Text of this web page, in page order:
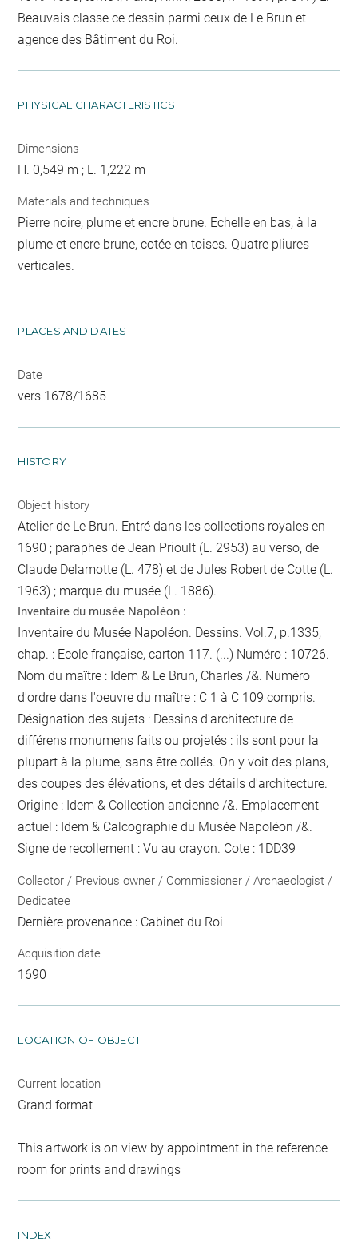
Beauvais classe ce dessin parmi ceux de Le Brun et
agence des Bâtiment du Roi.
PHYSICAL CHARACTERISTICS
Dimensions
H. 0,549 m ; L. 1,222 m
Materials and techniques
Pierre noire, plume et encre brune. Echelle en bas, à la
plume et encre brune, cotée en toises. Quatre pliures
verticales.
PLACES AND DATES
Date
vers 1678/1685
HISTORY
Object history
Atelier de Le Brun. Entré dans les collections royales en
1690 ; paraphes de Jean Prioult (L. 2953) au verso, de
Claude Delamotte (L. 478) et de Jules Robert de Cotte (L.
1963) ; marque du musée (L. 1886).
Inventaire du musée Napoléon :
Inventaire du Musée Napoléon. Dessins. Vol.7, p.1335,
chap. : Ecole française, carton 117. (...) Numéro : 10726.
Nom du maître : Idem & Le Brun, Charles /&. Numéro
d'ordre dans l'oeuvre du maître : C 1 à C 109 compris.
Désignation des sujets : Dessins d'architecture de
différens monumens faits ou projetés : ils sont pour la
plupart à la plume, sans être collés. On y voit des plans,
des coupes des élévations, et des détails d'architecture.
Origine : Idem & Collection ancienne /&. Emplacement
actuel : Idem & Calcographie du Musée Napoléon /&.
Signe de recollement :Vu au crayon. Cote : 1DD39
Collector / Previous owner / Commissioner / Archaeologist /
Dedicatee
Dernière provenance : Cabinet du Roi
Acquisition date
1690
LOCATION OF OBJECT
Current location
Grand format
This artwork is on view by appointment in the reference
room for prints and drawings
INDEX